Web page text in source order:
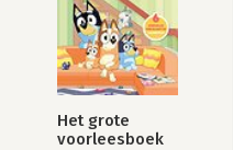
Het grote
voorleesboek